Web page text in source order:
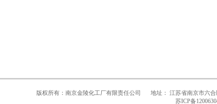
版权所有：南京金陵化工厂有限责任公司
地址： 江苏省南京市六
苏ICP备